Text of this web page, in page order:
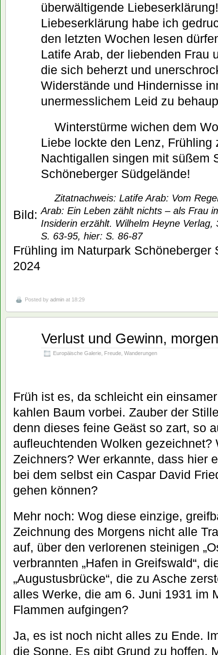
überwältigende
Liebeserklärung habe ich
den letzten Wochen lesen
Latife Arab, der liebenden Frau
die sich beherzt und
Widerstände und Hindernisse
unermesslichem Leid zu
Winterstürme wichen dem
Liebe lockte den Lenz, Frühling
Nachtigallen singen mit süßem
Schöneberger Südgelände!
Zitatnachweis: Latife Arab: Vom
Arab: Ein Leben zählt nichts – als Frau
Insiderin erzählt. Wilhelm Heyne
S. 63-95, hier: S. 86-87
Bild:
Frühling im Naturpark Schöneberger
2024
Posted by admin at 18:29
Verlust und Gewinn,
Europäische Galerie Freude Wanderungen
Früh ist es, da schleicht ein
kahlen Baum vorbei. Zauber der
denn dieses feine Geäst so zart, so
aufleuchtenden Wolken gezeichnet?
Zeichners? Wer erkannte, dass hier
bei dem selbst ein Caspar David
gehen können?
Mehr noch: Wog diese einzige,
Zeichnung des Morgens nicht alle
auf, über den verlorenen steinigen
verbrannten „Hafen in Greifswald“,
„Augustusbrücke“, die zu Asche
alles Werke, die am 6. Juni 1931 im
Flammen aufgingen?
Ja, es ist noch nicht alles zu Ende.
die Sonne. Es gibt Grund zu hoffen.